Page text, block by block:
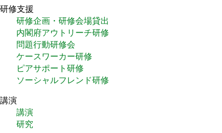
研修支援
研修企画・研修会場貸出
内閣府アウトリーチ研修
問題行動研修会
ケースワーカー研修
ピアサポート研修
ソーシャルフレンド研修
講演
講演
研究